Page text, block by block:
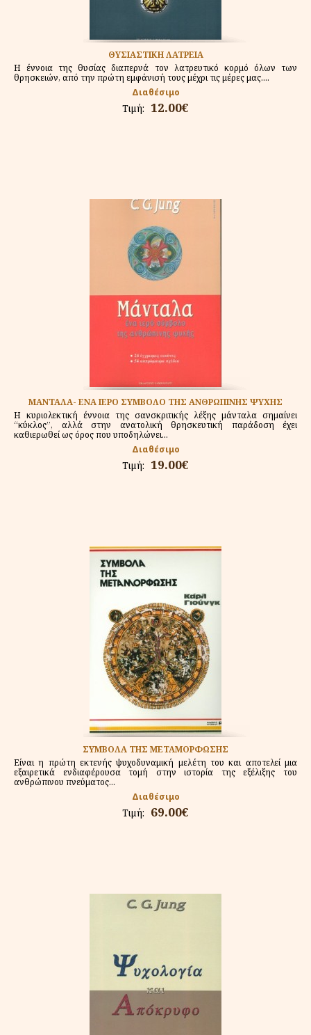
ΘΥΣΙΑΣΤΙΚΗ ΛΑΤΡΕΙΑ
Η έννοια της θυσίας διαπερνά τον λατρευτικό κορμό όλων των
θρησκειών, από την πρώτη εμφάνισή τους μέχρι τις μέρες μας....
Διαθέσιμο
Τιμή: 12.00€
ΜΑΝΤΑΛΑ- ΕΝΑ ΙΕΡΟ ΣΥΜΒΟΛΟ ΤΗΣ ΑΝΘΡΩΠΙΝΗΣ ΨΥΧΗΣ
Η κυριολεκτική έννοια της σανσκριτικής λέξης μάνταλα σημαίνει
“κύκλος”, αλλά στην ανατολική θρησκευτική παράδοση έχει
καθιερωθεί ως όρος που υποδηλώνει...
Διαθέσιμο
Τιμή: 19.00€
ΣΥΜΒΟΛΑ ΤΗΣ ΜΕΤΑΜΟΡΦΩΣΗΣ
Είναι η πρώτη εκτενής ψυχοδυναμική μελέτη του και αποτελεί μια
εξαιρετικά ενδιαφέρουσα τομή στην ιστορία της εξέλιξης του
ανθρώπινου πνεύματος...
Διαθέσιμο
Τιμή: 69.00€